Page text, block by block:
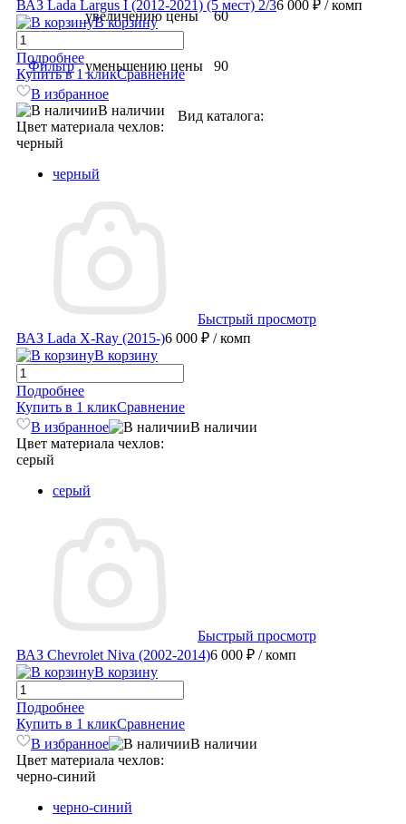
Фильтр
увеличению цены
уменьшению цены
60
90
Вид каталога:
ВАЗ Lada Largus I (2012-2021) (5 мест) 2/36 000 ₽ / комп
В корзину
Подробнее
Купить в 1 кликСравнение
В избранное
В наличии
Цвет материала чехлов:
черный
черный
Быстрый просмотр
ВАЗ Lada X-Ray (2015-)6 000 ₽ / комп
В корзину
Подробнее
Купить в 1 кликСравнение
В избранное
В наличии
Цвет материала чехлов:
серый
серый
Быстрый просмотр
ВАЗ Chevrolet Niva (2002-2014)6 000 ₽ / комп
В корзину
Подробнее
Купить в 1 кликСравнение
В избранное
В наличии
Цвет материала чехлов:
черно-синий
черно-синий